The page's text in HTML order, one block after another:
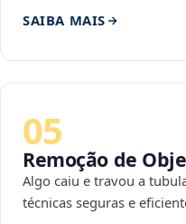
SAIBA MAIS
05
Remoção de
Algo caiu e travou a
técnicas seguras e